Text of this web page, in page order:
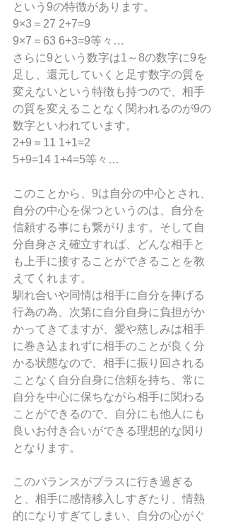
という9の特徴があります。
9×3＝27 2+7=9
9×7＝63 6+3=9等々…
さらに9という数字は1～8の数字に9を
足し、還元していくと足す数字の質を
変えないという特徴も持つので、相手
の質を変えることなく関われるのが9の
数字といわれています。
2+9＝11 1+1=2
5+9=14 1+4=5等々…
このことから、9は自分の中心とされ、
自分の中心を保つというのは、自分を
信頼する事にも繋がります。そして自
分自身さえ確立すれば、どんな相手と
も上手に接することができることを教
えてくれます。
馴れ合いや同情は相手に自分を捧げる
行為の為、次第に自分自身に負担がか
かってきてますが、愛や慈しみは相手
に巻き込まれずに相手のことが良く分
かる状態なので、相手に振り回される
ことなく自分自身に信頼を持ち、常に
自分を中心に保ちながら相手に関わる
ことができるので、自分にも他人にも
良いお付き合いができる理想的な関り
となります。
このバランスがプラスに行き過ぎる
と、相手に感情移入しすぎたり、情熱
的になりすぎてしまい、自分の心がぐ